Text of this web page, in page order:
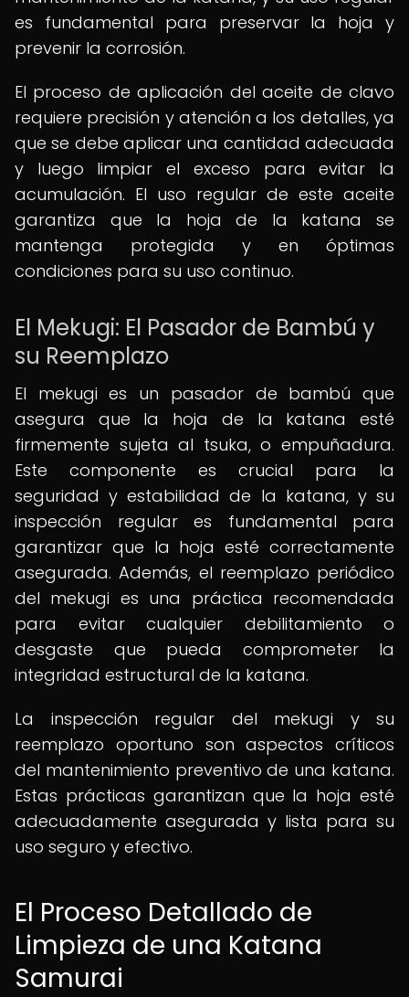
es fundamental para preservar la hoja y
prevenir la corrosión.
El proceso de aplicación del aceite de clavo
requiere precisión y atención a los detalles, ya
que se debe aplicar una cantidad adecuada
y luego limpiar el exceso para evitar la
acumulación. El uso regular de este aceite
garantiza que la hoja de la katana se
mantenga protegida y en óptimas
condiciones para su uso continuo.
El Mekugi: El Pasador de Bambú y
su Reemplazo
El mekugi es un pasador de bambú que
asegura que la hoja de la katana esté
firmemente sujeta al tsuka, o empuñadura.
Este componente es crucial para la
seguridad y estabilidad de la katana, y su
inspección regular es fundamental para
garantizar que la hoja esté correctamente
asegurada. Además, el reemplazo periódico
del mekugi es una práctica recomendada
para evitar cualquier debilitamiento o
desgaste que pueda comprometer la
integridad estructural de la katana.
La inspección regular del mekugi y su
reemplazo oportuno son aspectos críticos
del mantenimiento preventivo de una katana.
Estas prácticas garantizan que la hoja esté
adecuadamente asegurada y lista para su
uso seguro y efectivo.
El Proceso Detallado de
Limpieza de una Katana
Samurai